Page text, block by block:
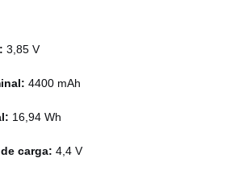
3,85 V
4400 mAh
16,94 Wh
de carga:4,4 V